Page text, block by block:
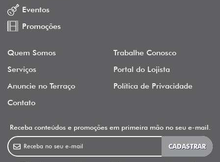
Eventos
Promoções
Quem Somos
Serviços
Anuncie no Terraço
Contato
Trabalhe Conosco
Portal do Lojista
Política de Privacidade
Receba conteúdos e promoções em primeira mão no seu e-mail.